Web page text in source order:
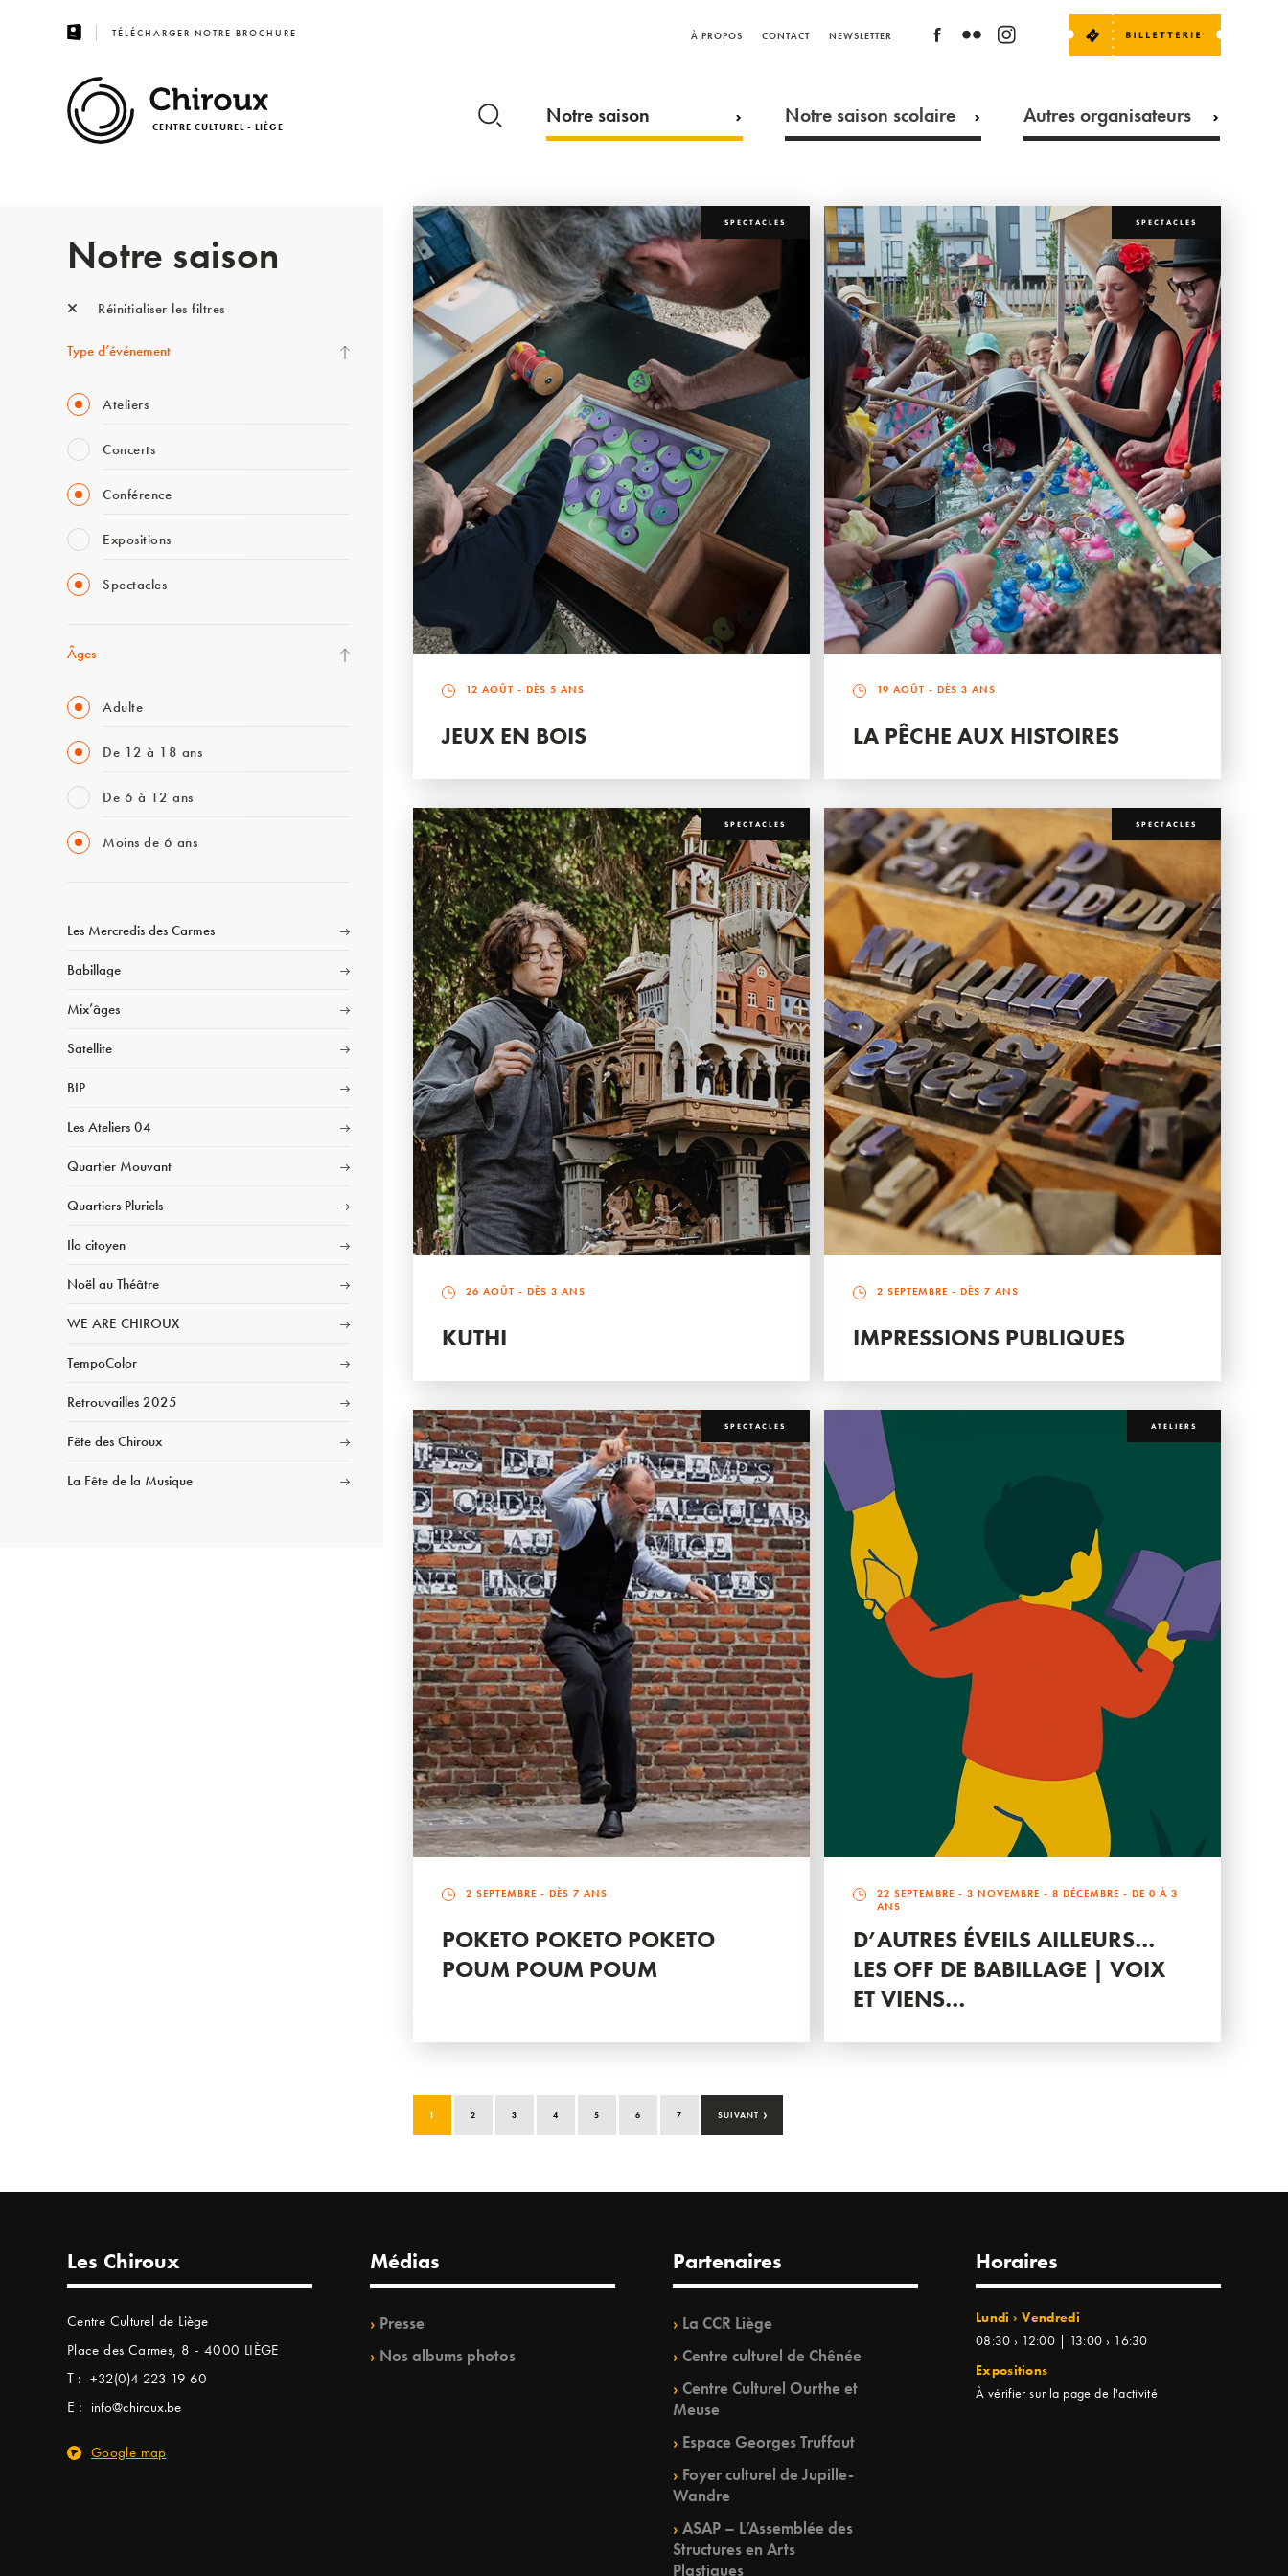
TÉLÉCHARGER NOTRE BROCHURE À PROPOS CONTACT NEWSLETTER
CENTRE CULTUREL - LIÈGE Notre saison Notre saison scolaire Autres organisateurs
Notre saison
Réinitialiser les filtres
Type d’événement
Ateliers
Concerts
Conférence
Expositions
Spectacles
Âges
Adulte
De 12 à 18 ans
De 6 à 12 ans
Moins de 6 ans
Les Mercredis des Carmes
Babillage
Mix’âges
Satellite
BIP
Les Ateliers 04
Quartier Mouvant
Quartiers Pluriels
Ilo citoyen
Noël au Théâtre
WE ARE CHIROUX
TempoColor
Retrouvailles 2025
Fête des Chiroux
La Fête de la Musique
SPECTACLES
12 AOÛT - DÈS 5 ANS
JEUX EN BOIS
SPECTACLES
19 AOÛT - DÈS 3 ANS
LA PÊCHE AUX HISTOIRES
SPECTACLES
26 AOÛT - DÈS 3 ANS
KUTHI
SPECTACLES
2 SEPTEMBRE - DÈS 7 ANS
IMPRESSIONS PUBLIQUES
SPECTACLES
2 SEPTEMBRE - DÈS 7 ANS
POKETO POKETO POKETO
POUM POUM POUM
ATELIERS
22 SEPTEMBRE -3 NOVEMBRE -8 DÉCEMBRE - DE 0 À 3
ANS
D’AUTRES ÉVEILS AILLEURS…
LES OFF DE BABILLAGE | VOIX
ET VIENS…
1 2 3 4 5 6 7 SUIVANT ›
Les Chiroux
Centre Culturel de Liège
Place des Carmes, 8 - 4000 LIÈGE
T : +32(0)4 223 19 60
E : info@chiroux.be
Google map
Médias
Presse
Nos albums photos
Partenaires
La CCR Liège
Centre culturel de Chênée
Centre Culturel Ourthe et
Meuse
Espace Georges Truffaut
Foyer culturel de Jupille-
Wandre
ASAP – L’Assemblée des
Structures en Arts
Plastiques
Horaires
Lundi › Vendredi
08:30 › 12:00 | 13:00 › 16:30
Expositions
À vérifier sur la page de l'activité